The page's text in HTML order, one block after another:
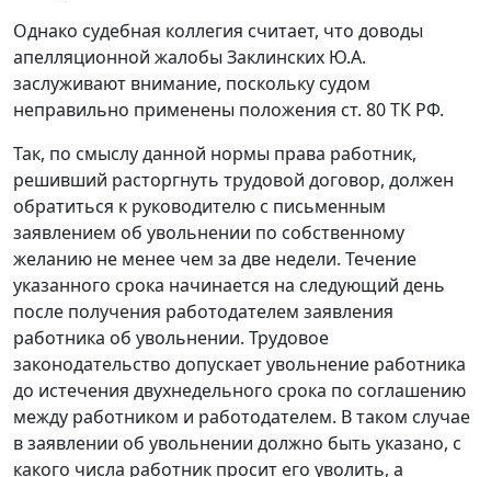
Однако судебная коллегия считает, что доводы
апелляционной жалобы Заклинских Ю.А.
заслуживают внимание, поскольку судом
неправильно применены положения ст. 80ТК РФ.
Так, по смыслу данной нормы права работник,
решивший расторгнуть трудовой договор, должен
обратиться к руководителю с письменным
заявлением об увольнении по собственному
желанию не менее чем за две недели. Течение
указанного срока начинается на следующий день
после получения работодателем заявления
работника об увольнении. Трудовое
законодательство допускает увольнение работника
до истечения двухнедельного срока по соглашению
между работником и работодателем. В таком случае
в заявлении об увольнении должно быть указано, с
какого числа работник просит его уволить, а